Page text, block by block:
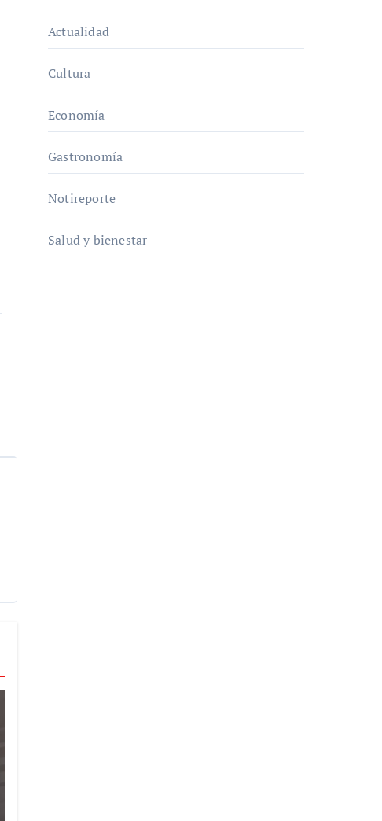
Actualidad
Cultura
Economía
Gastronomía
Notireporte
Salud y bienestar